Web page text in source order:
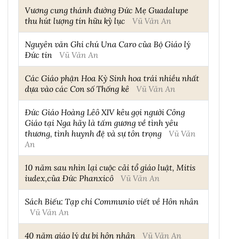
Vương cung thánh đường Đức Mẹ Guadalupe
thu hút lượng tín hữu kỷ lục
Vũ Văn An
Nguyên văn Ghi chú Una Caro của Bộ Giáo lý
Đức tin
Vũ Văn An
Các Giáo phận Hoa Kỳ Sinh hoa trái nhiều nhất
dựa vào các Con số Thống kê
Vũ Văn An
Đức Giáo Hoàng Lêô XIV kêu gọi người Công
Giáo tại Nga hãy là tấm gương về tình yêu
thương, tình huynh đệ và sự tôn trọng
Vũ Văn
An
10 năm sau nhìn lại cuộc cải tổ giáo luật, Mitis
iudex,của Đức Phanxicô
Vũ Văn An
Sách Biếu: Tạp chí Communio viết về Hôn nhân
Vũ Văn An
40 năm giáo lý dự bị hôn nhân Vũ Văn An